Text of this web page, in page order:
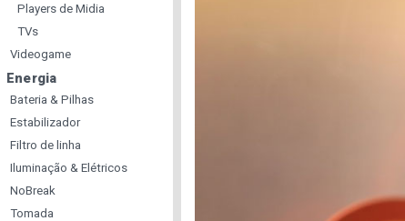
Players de Midia
TVs
Videogame
Energia
Bateria & Pilhas
Estabilizador
Filtro de linha
Iluminação & Elétricos
NoBreak
Tomada